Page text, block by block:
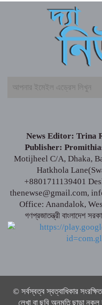
লিবিয়ায়
সেলাই
ভারতীয়
গ্যাস-
News Editor: Trina
Publisher:
Motijheel C/A, Dhaka,
Hatkhola
+8801711139401
thenewse@gmail.com,
Office: Anandalok,
গণপ্রজাতন্ত্রী বাংলাদেশ
© সর্বস্বত্ব স্বত্বাধিকার
লেখা বা ছবি অনুমতি ছাড়া